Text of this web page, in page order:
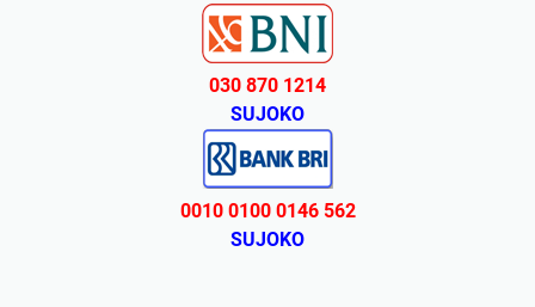
030 870 1214
SUJOKO
0010 0100 0146 562
SUJOKO